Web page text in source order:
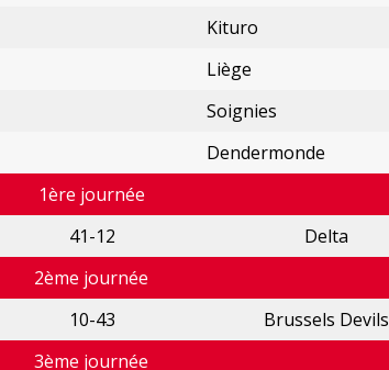
Kituro
Liège
Soignies
Dendermonde
1ère journée
41-12
Delta
2ème journée
10-43
Brussels Devils
3ème journée